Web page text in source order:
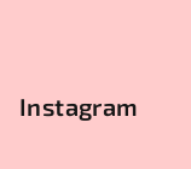
Instagram